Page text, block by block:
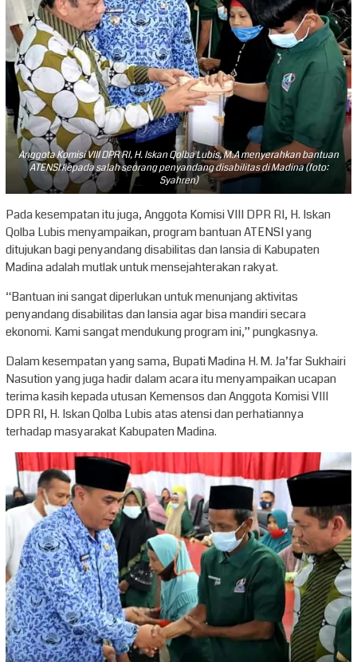
Anggota Komisi VIII DPR RI, H. Iskan Qolba Lubis, M.A menyerahkan bantuan
ATENSI kepada salah seorang penyandang disabilitas di Madina (foto:
Syahren)
Pada kesempatan itu juga, Anggota Komisi VIII DPR RI, H. Iskan
Qolba Lubis menyampaikan, program bantuan ATENSI yang
ditujukan bagi penyandang disabilitas dan lansia di Kabupaten
Madina adalah mutlak untuk mensejahterakan rakyat.
“Bantuan ini sangat diperlukan untuk menunjang aktivitas
penyandang disabilitas dan lansia agar bisa mandiri secara
ekonomi. Kami sangat mendukung program ini,” pungkasnya.
Dalam kesempatan yang sama, Bupati Madina H. M. Ja’far Sukhairi
Nasution yang juga hadir dalam acara itu menyampaikan ucapan
terima kasih kepada utusan Kemensos dan Anggota Komisi VIII
DPR RI, H. Iskan Qolba Lubis atas atensi dan perhatiannya
terhadap masyarakat Kabupaten Madina.